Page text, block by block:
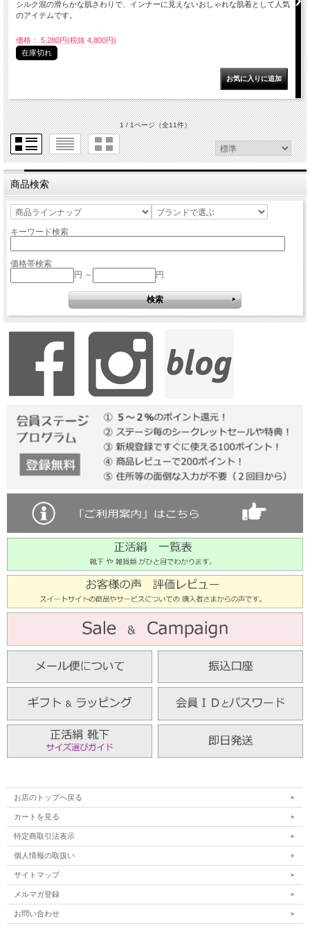
シルク混の滑らかな肌さわりで、インナーに見えないおしゃれな肌着として人気
のアイテムです。
価格： 5,280円(税抜 4,800円)
在庫切れ
1 / 1ページ（全11件）
商品検索
キーワード検索
価格帯検索
円 ～
円
お店のトップへ戻る
カートを見る
特定商取引法表示
個人情報の取扱い
サイトマップ
メルマガ登録
お問い合わせ